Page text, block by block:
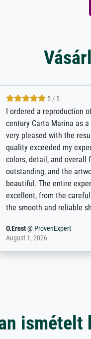
5 / 5
The team at
meet its clients demands,
expert advice on how to
results for the prints
client. The company has
repertoire of prints to
will provide excellent
regards to prints which
repertoire. Highly
Anonym@ProvenExpert
April 22, 2026
ismételt